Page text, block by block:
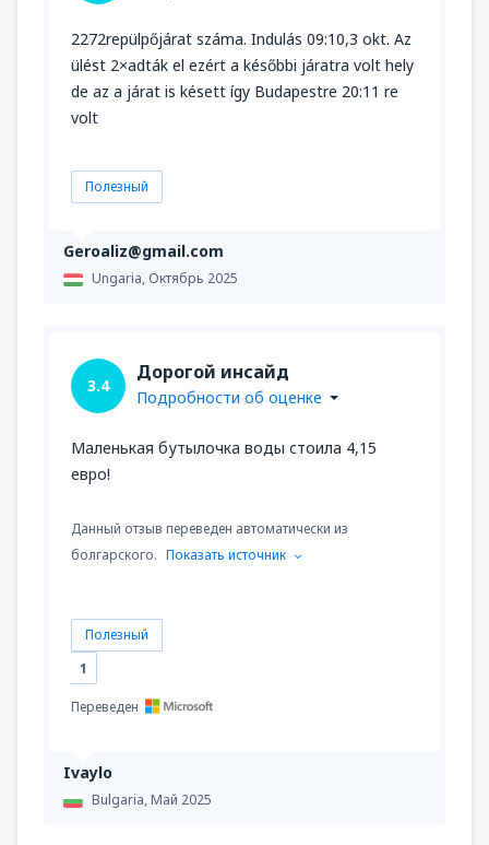
Geroaliz@gmail.com
Ungaria, Октябрь 2025
2272repülpőjárat száma. Indulás 09:10,3 okt. Az
ülést 2×adták el ezért a későbbi járatra volt hely
de az a járat is késett így Budapestre 20:11 re
volt
Полезный
Ivaylo
Bulgaria,Май 2025
3.4
Дорогой инсайд
Подробности об оценке
Маленькая бутылочка воды стоила 4,15
евро!
Данный отзыв переведен автоматически из
болгарского. Показать источник
Полезный
1
Переведен